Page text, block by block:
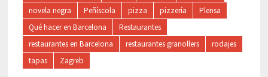
novela negra
Peñíscola pizza pizzería
Plensa
Qué hacer en Barcelona
Restaurantes
restaurantes en Barcelona
restaurantes granollers
rodajes
tapas
Zagreb